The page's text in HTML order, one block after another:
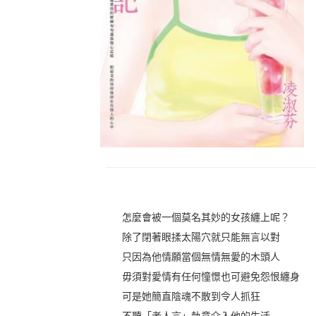
怎麼會被一個莫名其妙的女孩纏上呢？
除了閉著眼揉太陽穴就只能無言以對
只因為他情願當個無情無愛的木頭人
毋須對愛情有任何憧憬也可避免怨恨纏身
可是她簡直陰魂不散到令人抓狂